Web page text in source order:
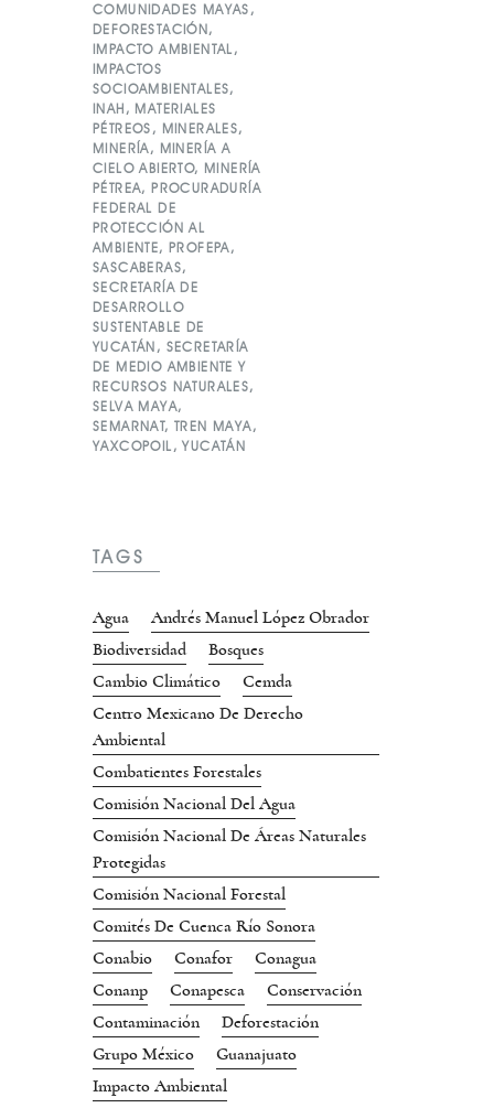
COMUNIDADES MAYAS ,
DEFORESTACIÓN,
IMPACTO AMBIENTAL ,
IMPACTOS
SOCIOAMBIENTALES,
INAH , MATERIALES
PÉTREOS , MINERALES,
MINERÍA, MINERÍA A
CIELO ABIERTO, MINERÍA
PÉTREA, PROCURADURÍA
FEDERAL DE
PROTECCIÓN AL
AMBIENTE, PROFEPA,
SASCABERAS,
SECRETARÍA DE
DESARROLLO
SUSTENTABLE DE
YUCATÁN , SECRETARÍA
DE MEDIO AMBIENTE Y
RECURSOS NATURALES,
SELVA MAYA,
SEMARNAT,TREN MAYA,
YAXCOPOIL ,YUCATÁN
TAGS
Agua
Andrés Manuel López Obrador
Biodiversidad
Bosques
Cambio Climático
Cemda
Centro Mexicano De Derecho
Ambiental
Combatientes Forestales
Comisión Nacional Del Agua
Comisión Nacional De Áreas Naturales
Protegidas
Comisión Nacional Forestal
Comités De Cuenca Río Sonora
Conabio
Conafor
Conagua
Conanp
Conapesca
Conservación
Contaminación
Deforestación
Grupo México
Guanajuato
Impacto Ambiental